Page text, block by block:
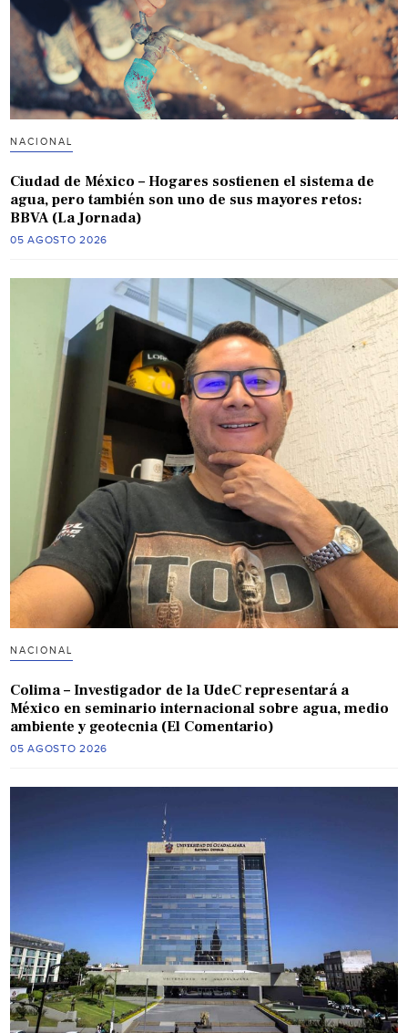
NACIONAL
Ciudad de México – Hogares sostienen el sistema de
agua, pero también son uno de sus mayores retos:
BBVA (La Jornada)
05 AGOSTO 2026
NACIONAL
Colima – Investigador de la UdeC representará a
México en seminario internacional sobre agua, medio
ambiente y geotecnia (El Comentario)
05 AGOSTO 2026